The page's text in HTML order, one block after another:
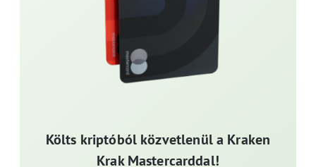
Költs kriptóból közvetlenül a Kraken
Krak Mastercarddal!